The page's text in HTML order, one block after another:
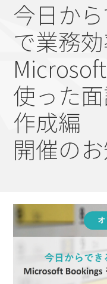
今日か
で業務効
使った
作成編
開催の